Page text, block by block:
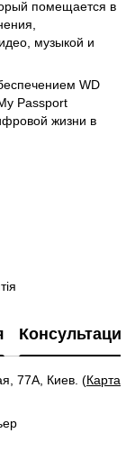
помещается в
музыкой и
WD
Passport
жизни в
Консультация
77А, Киев. (Карта